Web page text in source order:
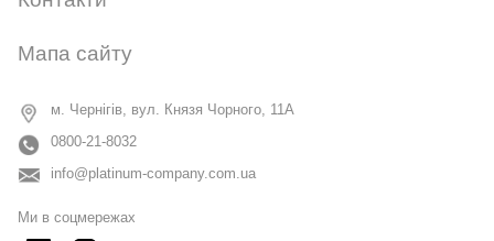
Мапа сайту
м. Чернігів, вул. Князя Чорного, 11А
0800-21-8032
info@platinum-company.com.ua
Ми в соцмережах